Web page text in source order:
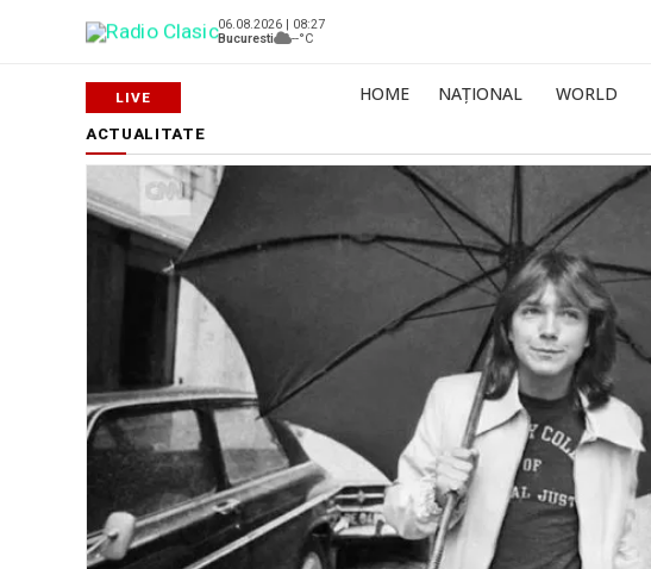
06.08.2026 | 08:27
Bucuresti
--°C
HOME NAȚIONAL WORLD
ACTUALITATE